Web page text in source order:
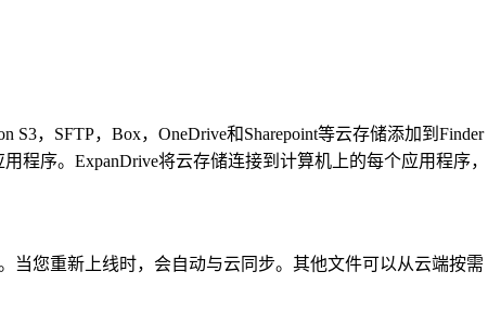
S3，SFTP，Box，OneDrive和Sharepoint等云存储添加到Finder
程序。ExpanDrive将云存储连接到计算机上的每个应用程序，
当您重新上线时，会自动与云同步。其他文件可以从云端按需